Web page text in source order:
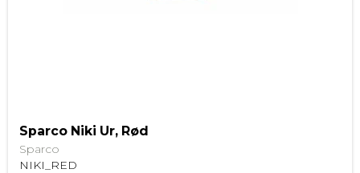
Sparco Niki Ur, Rød
Sparco
NIKI_RED